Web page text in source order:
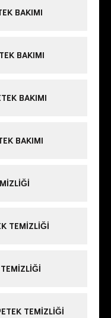
BAKIMI
BAKIMI
BAKIMI
BAKIMI
TEMIZLIĞI
TEMIZLIĞI